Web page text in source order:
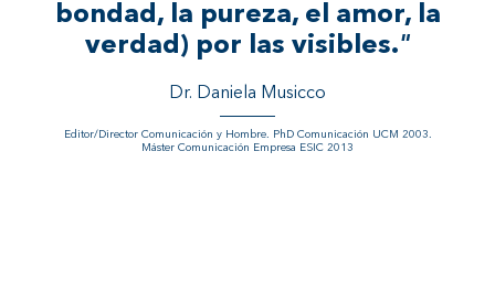
bondad, la pureza, el amor, la
verdad) por las visibles."
Dr. Daniela Musicco
Editor/Director Comunicación y Hombre. PhD Comunicación UCM 2003.
Máster Comunicación Empresa ESIC 2013
"
"
César Velázquez Ossa